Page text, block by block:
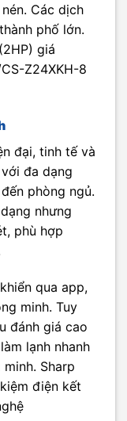
Các dịch
phố lớn.
giá
Z24XKH-8
đại, tinh tế và
đa dạng
phòng ngủ.
nhưng
phù hợp
qua app,
minh. Tuy
đánh giá cao
lạnh nhanh
Sharp
điện kết